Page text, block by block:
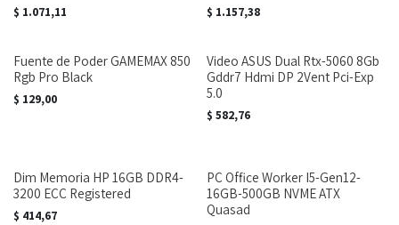
$ 1.071,11 $ 1.157,38
Fuente de Poder GAMEMAX 850
Rgb Pro Black
$ 129,00
Video ASUS Dual Rtx-5060 8Gb
Gddr7 Hdmi DP 2Vent Pci-Exp
5.0
$ 582,76
Dim Memoria HP 16GB DDR4-
3200 ECC Registered
$ 414,67
PC Office Worker I5-Gen12-
16GB-500GB NVME ATX
Quasad